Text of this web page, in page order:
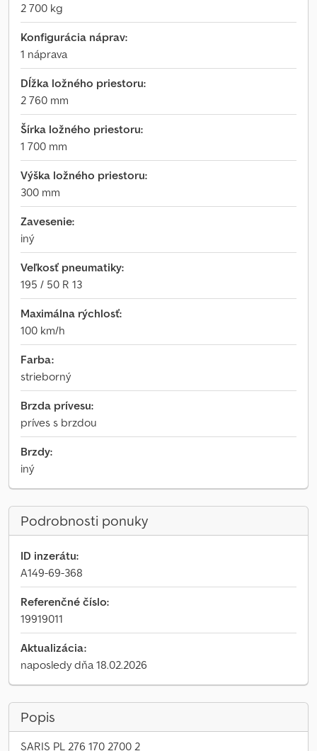
2 700 kg
Konfigurácia náprav:
1 náprava
Dĺžka ložného priestoru:
2 760 mm
Šírka ložného priestoru:
1 700 mm
Výška ložného priestoru:
300 mm
Zavesenie:
iný
Veľkosť pneumatiky:
195 / 50 R 13
Maximálna rýchlosť:
100 km/h
Farba:
strieborný
Brzda prívesu:
príves s brzdou
Brzdy:
iný
Podrobnosti ponuky
ID inzerátu:
A149-69-368
Referenčné číslo:
19919011
Aktualizácia:
naposledy dňa 18.02.2026
Popis
SARIS PL 276 170 2700 2